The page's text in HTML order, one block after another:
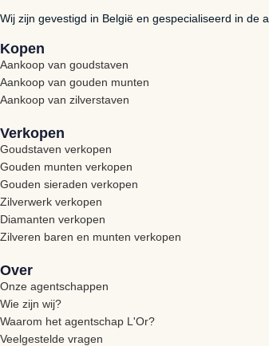
Wij zijn gevestigd in België en gespecialiseerd in de
Kopen
Aankoop van goudstaven
Aankoop van gouden munten
Aankoop van zilverstaven
Verkopen
Goudstaven verkopen
Gouden munten verkopen
Gouden sieraden verkopen
Zilverwerk verkopen
Diamanten verkopen
Zilveren baren en munten verkopen
Over
Onze agentschappen
Wie zijn wij?
Waarom het agentschap L'Or?
Veelgestelde vragen